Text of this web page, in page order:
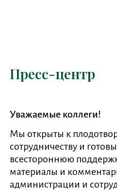
Пресс-центр
Уважаемые коллеги!
Мы открыты к
сотрудничеству и
всестороннюю
материалы и
администрации и